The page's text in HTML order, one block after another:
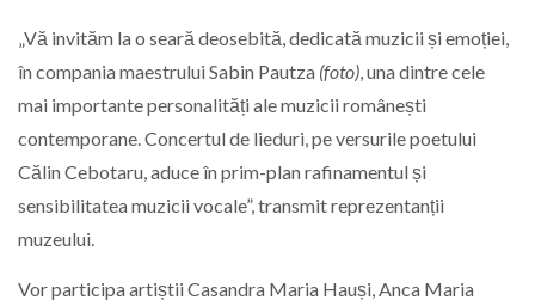
„Vă invităm la o seară deosebită, dedicată muzicii și emoției,
în compania maestrului Sabin Pautza (foto), una dintre cele
mai importante personalități ale muzicii românești
contemporane. Concertul de lieduri, pe versurile poetului
Călin Cebotaru, aduce în prim-plan rafinamentul și
sensibilitatea muzicii vocale”, transmit reprezentanții
muzeului.
Vor participa artiștii Casandra Maria Hauși, Anca Maria